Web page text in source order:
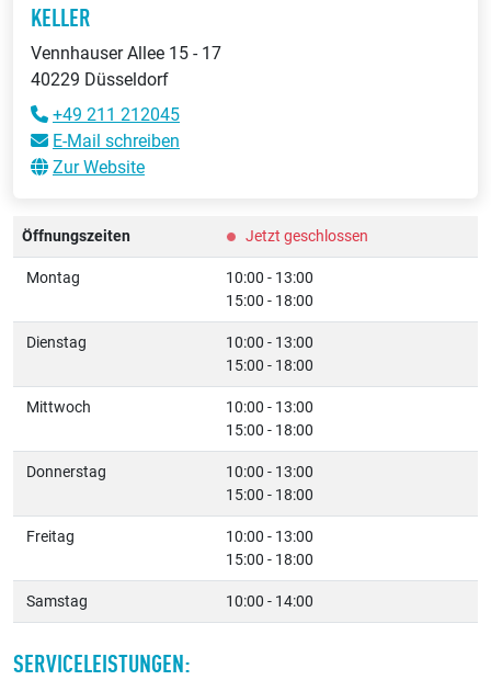
KELLER
Vennhauser Allee 15 - 17
40229 Düsseldorf
+49 211 212045
E-Mail schreiben
Zur Website
Öffnungszeiten Jetzt geschlossen
Montag
10:00 - 13:00
15:00 - 18:00
Dienstag
10:00 - 13:00
15:00 - 18:00
Mittwoch
10:00 - 13:00
15:00 - 18:00
Donnerstag
10:00 - 13:00
15:00 - 18:00
Freitag
10:00 - 13:00
15:00 - 18:00
Samstag 10:00 - 14:00
SERVICELEISTUNGEN: